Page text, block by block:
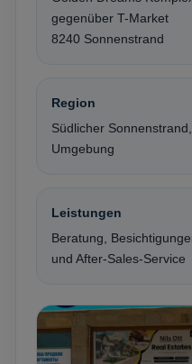
gegenüber T-Market
8240 Sonnenstrand
Region
Südlicher
Umgebung
Leistungen
Beratung,
und After-Sales-Service